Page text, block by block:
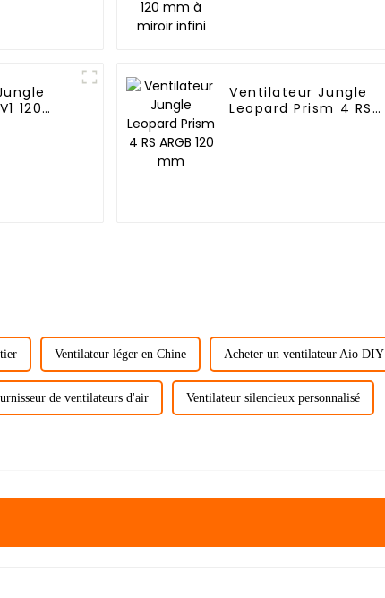
120
Ventilateur Jungle
Leopard Prism 4 RS
Ventilateur léger en Chine Acheter un ventilateur Aio DIY
de ventilateurs d'air Ventilateur silencieux personnalisé